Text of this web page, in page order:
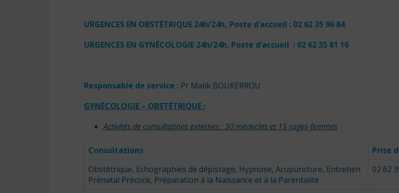
URGENCES EN OBSTÉTRIQUE 24h/24h, Poste d’accueil : 02 6235 96 84
URGENCES EN GYNÉCOLOGIE 24h/24h, Poste d’accueil : 02 6235 81 16
Responsable de service : Pr Malik BOUKERROU
GYNÉCOLOGIE – OBSTÉTRIQUE :
Activités de consultations externes : 30 médecins et 15 sages-femmes
Consultations Prise
Obstétrique, Echographies de dépistage, Hypnose, Acupuncture, Entretien
Prénatal Précoce, Préparation à la Naissance et à la Parentalité
02 62